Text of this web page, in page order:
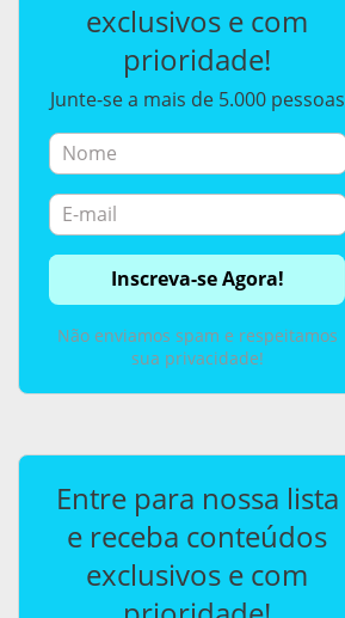
exclusivos e com
prioridade!
Junte-se a mais de 5.000 pessoas
Não enviamos spam e respeitamos
sua privacidade!
Entre para nossa lista
e receba conteúdos
exclusivos e com